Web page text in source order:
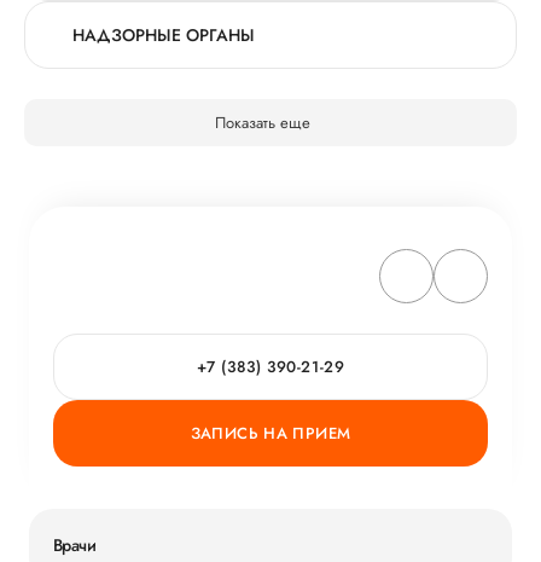
НАДЗОРНЫЕ ОРГАНЫ
Показать еще
+7 (383) 390-21-29
ЗАПИСЬ НА ПРИЕМ
Врачи